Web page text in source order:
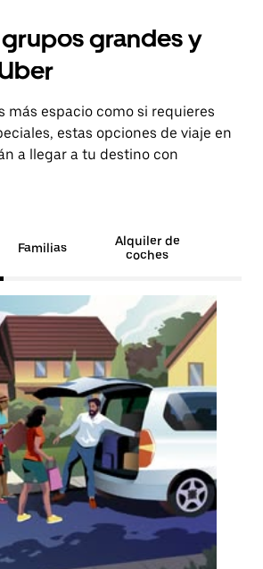
grandes y
más espacio como si requieres
estas opciones de viaje en
a llegar a tu destino con
Familias
Alquiler de
coches